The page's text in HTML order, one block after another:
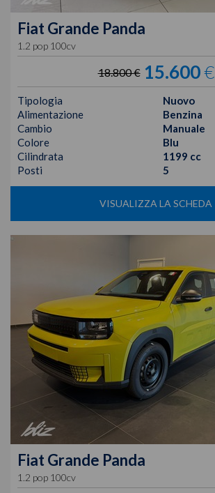
Fiat Grande Panda
1.2 pop 100cv
18.800 € 15.600€
Tipologia
Nuovo
Alimentazione
Benzina
Cambio
Manuale
Colore
Blu
Cilindrata
1199 cc
Posti
5
VISUALIZZA LA SCHEDA
Fiat Grande Panda
1.2 pop 100cv